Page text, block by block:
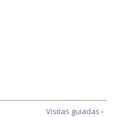
Visitas guiadas ›